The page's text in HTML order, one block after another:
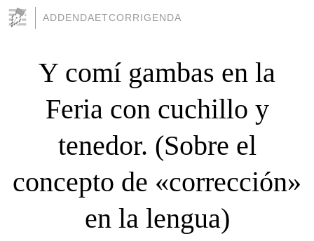
ADDENDAETCORRIGENDA
Y comí gambas en la
Feria con cuchillo y
tenedor. (Sobre el
concepto de «corrección»
en la lengua)